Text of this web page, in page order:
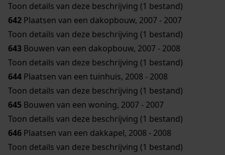
Toon details van deze beschrijving (1 bestand)
642 Plaatsen van een dakopbouw, 2007 - 2007
Toon details van deze beschrijving (1 bestand)
643 Bouwen van een dakopbouw, 2007 - 2008
Toon details van deze beschrijving (1 bestand)
644 Plaatsen van een tuinhuis, 2008 - 2008
Toon details van deze beschrijving (1 bestand)
645 Bouwen van een woning, 2007 - 2007
Toon details van deze beschrijving (1 bestand)
646 Plaatsen van een dakkapel, 2008 - 2008
Toon details van deze beschrijving (1 bestand)